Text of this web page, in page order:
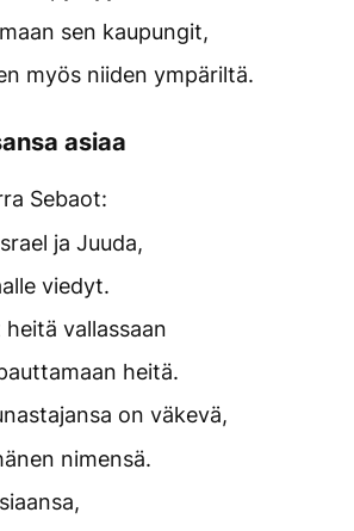
sen kaupungit,
myös niiden ympäriltä.
asiaa
Sebaot:
ja Juuda,
viedyt.
vallassaan
heitä.
on väkevä,
nimensä.